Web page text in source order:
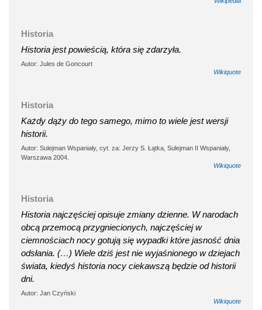
Historia
Historia jest powieścią, która się zdarzyła.
Autor: Jules de Goncourt
Wikiquote
Historia
Każdy dąży do tego samego, mimo to wiele jest wersji
historii.
Autor: Sulejman Wspaniały, cyt. za: Jerzy S. Łątka, Sulejman II Wspaniały,
Warszawa 2004.
Wikiquote
Historia
Historia najczęściej opisuje zmiany dzienne. W narodach
obcą przemocą przygniecionych, najczęściej w
ciemnościach nocy gotują się wypadki które jasność dnia
odsłania. (…) Wiele dziś jest nie wyjaśnionego w dziejach
świata, kiedyś historia nocy ciekawszą będzie od historii
dni.
Autor: Jan Czyński
Wikiquote